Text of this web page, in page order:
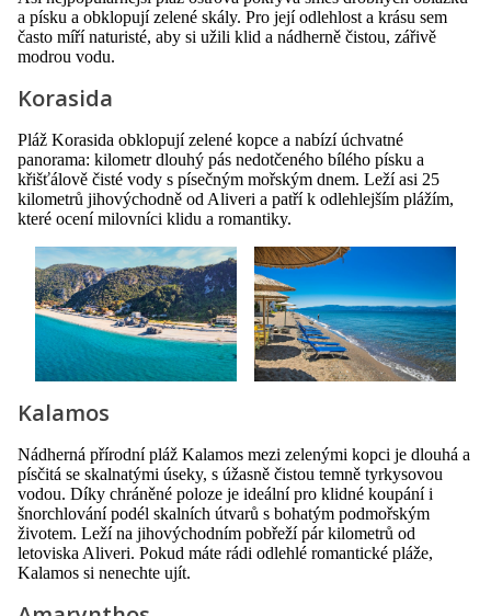
a písku a obklopují zelené skály. Pro její odlehlost a krásu sem
často míří naturisté, aby si užili klid a nádherně čistou, zářivě
modrou vodu.
Korasida
Pláž Korasida obklopují zelené kopce a nabízí úchvatné
panorama: kilometr dlouhý pás nedotčeného bílého písku a
křišťálově čisté vody s písečným mořským dnem. Leží asi 25
kilometrů jihovýchodně od Aliveri a patří k odlehlejším plážím,
které ocení milovníci klidu a romantiky.
Kalamos
Nádherná přírodní pláž Kalamos mezi zelenými kopci je dlouhá a
písčitá se skalnatými úseky, s úžasně čistou temně tyrkysovou
vodou. Díky chráněné poloze je ideální pro klidné koupání i
šnorchlování podél skalních útvarů s bohatým podmořským
životem. Leží na jihovýchodním pobřeží pár kilometrů od
letoviska Aliveri. Pokud máte rádi odlehlé romantické pláže,
Kalamos si nenechte ujít.